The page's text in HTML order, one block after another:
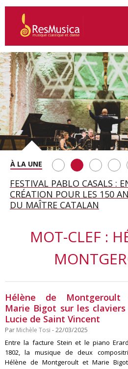
SAINT FRANÇOIS D’ASSISE
SOIRÉE IMMENSE PORTÉE
CASTELLUCCI ET MAXIME
FESTIVAL PABLO CASALS :
CRÉATION POUR LES 150
DU MAÎTRE CATALAN
A BAYREUTH, LE 150E
WAGNÉRIEN GÉNÉRÉ PAR
BETSY JOLAS FÊTE SON
ANNIVERSAIRE
GEORGE BENJAMIN : « MES
CETTE EXIGENCE DE
MOT-CLEF :
Hélène de
Marie Bigot sur les
Lucie de Saint Vincent
Par Michèle Tosi - 22/03/2025
Entre la facture Stein et le piano
1802, la musique de deux
Hélène de Montgeroult et Marie